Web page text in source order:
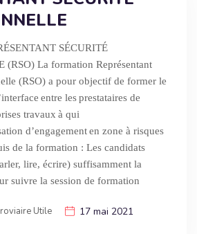
SÉCURITÉ
(RSO) La formation Représentant
(RSO) a pour objectif de former le
entre les prestataires de
travaux à qui
d’engagement en zone à risques
de la formation : Les candidats
lire, écrire) suffisamment la
suivre la session de formation
Utile 17 mai 2021